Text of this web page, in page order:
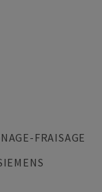
FRAISAGE